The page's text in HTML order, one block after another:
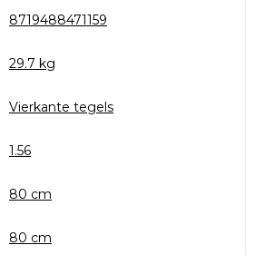
8719488471159
29.7 kg
Vierkante tegels
1.56
80 cm
80 cm